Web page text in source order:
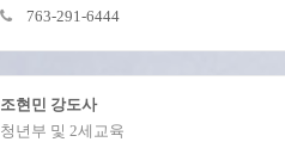
763-291-6444
조현민 강도사
청년부 및 2세교육